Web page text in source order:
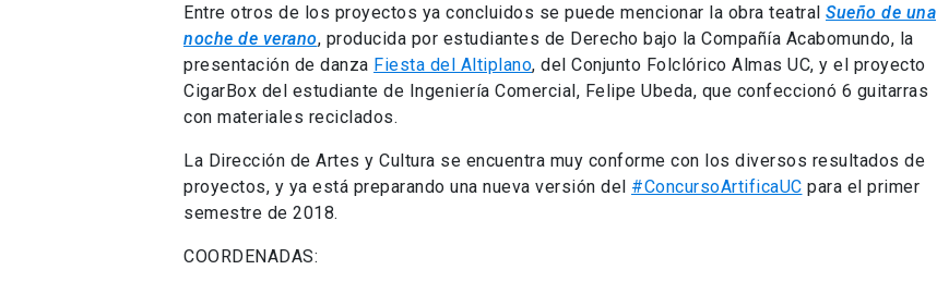
Entre otros de los proyectos ya concluidos se puede mencionar la obra teatral Sueño de una
noche de verano, producida por estudiantes de Derecho bajo la Compañía Acabomundo, la
presentación de danza Fiesta del Altiplano, del Conjunto Folclórico Almas UC, y el proyecto
CigarBox del estudiante de Ingeniería Comercial, Felipe Ubeda, que confeccionó 6 guitarras
con materiales reciclados.
La Dirección de Artes y Cultura se encuentra muy conforme con los diversos resultados de
proyectos, y ya está preparando una nueva versión del #ConcursoArtificaUC para el primer
semestre de 2018.
COORDENADAS: